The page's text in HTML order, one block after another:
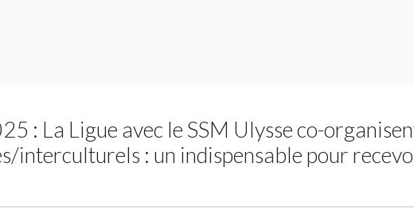
: La Ligue avec le SSM Ulysse co-
interculturels : un indispensable pour